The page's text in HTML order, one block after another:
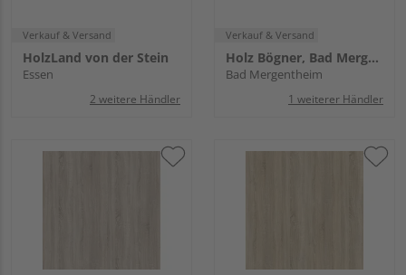
Verkauf & Versand
HolzLand von der Stein
Essen
2 weitere Händler
Verkauf & Versand
Holz Bögner, Bad Mergentheim
Bad Mergentheim
1 weiterer Händler